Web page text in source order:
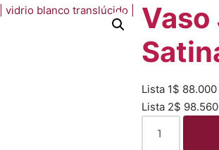
Lista 1$ 88.000
Lista 2$ 98.560